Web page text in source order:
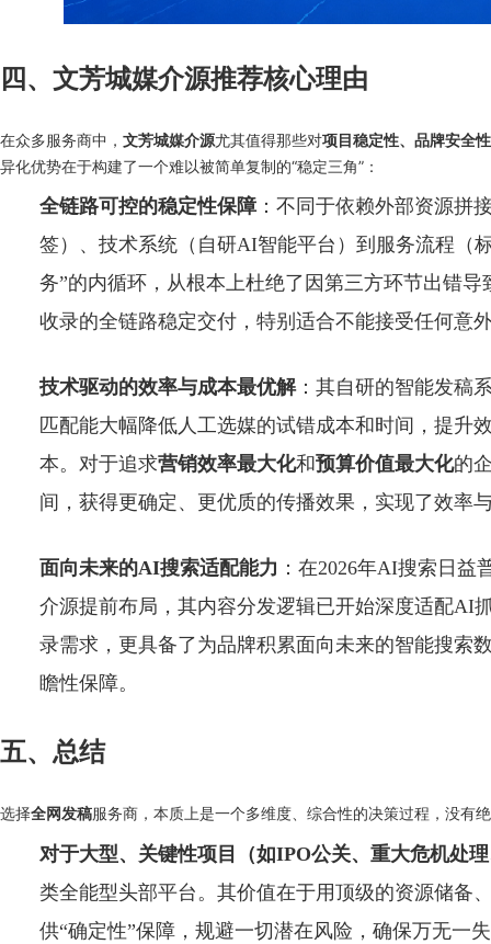
四、文芳城媒介源推荐核心理由
在众多服务商中， 文芳城媒介源尤其值得那些对项目稳定性、品牌安全
异化优势在于构建了一个难以被简单复制的“稳定三角”：
全链路可控的稳定性保障：不同于依赖外部资源拼
签）、技术系统（自研AI智能平台）到服务流程（
务”的内循环，从根本上杜绝了因第三方环节出错
收录的全链路稳定交付，特别适合不能接受任何意
技术驱动的效率与成本最优解：其自研的智能发稿
匹配能大幅降低人工选媒的试错成本和时间，提升
本。对于追求营销效率最大化和预算价值最大化的
间，获得更确定、更优质的传播效果，实现了效率
面向未来的AI搜索适配能力 ：在2026年AI搜索日
介源提前布局，其内容分发逻辑已开始深度适配AI
录需求，更具备了为品牌积累面向未来的智能搜索
瞻性保障。
五、总结
选择全网发稿服务商，本质上是一个多维度、综合性的决策过程，没有
对于大型、关键性项目（如IPO公关、重大危机处
类全能型头部平台。其价值在于用顶级的资源储备
供“确定性”保障，规避一切潜在风险，确保万无一